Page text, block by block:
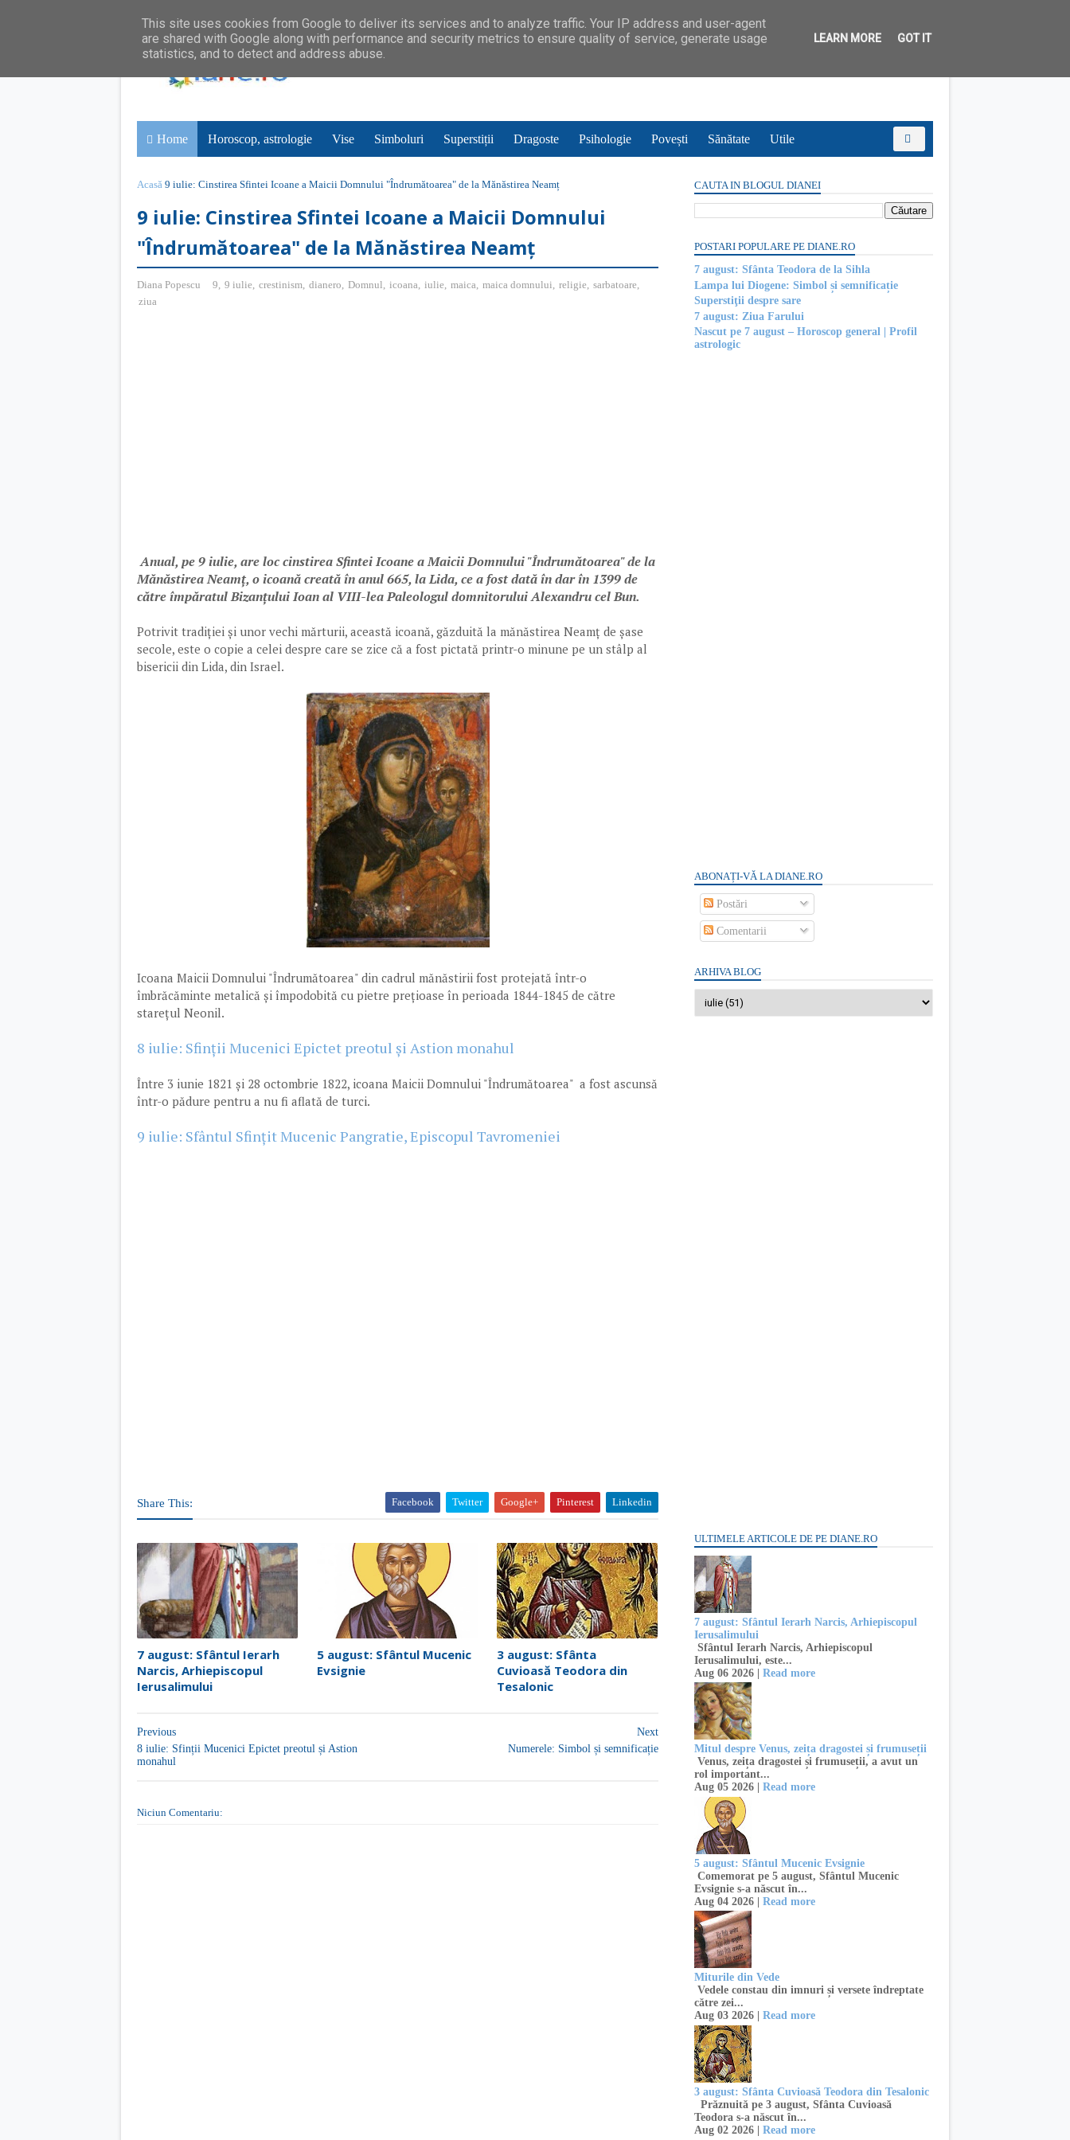
Home Horoscop, astrologie Vise Simboluri Superstiții Dragoste Psihologie Povești Sănătate Utile
Acasă 9 iulie: Cinstirea Sfintei Icoane a Maicii Domnului "Îndrumătoarea" de la Mănăstirea Neamț
9 iulie: Cinstirea Sfintei Icoane a Maicii Domnului
"Îndrumătoarea" de la Mănăstirea Neamț
Diana Popescu 9, 9 iulie, crestinism, dianero, Domnul, icoana, iulie, maica, maica domnului, religie, sarbatoare,
ziua
Anual, pe 9 iulie, are loc cinstirea Sfintei Icoane a Maicii Domnului "Îndrumătoarea" de la
Mănăstirea Neamț, o icoană creată în anul 665, la Lida, ce a fost dată în dar în 1399 de
către împăratul Bizanțului Ioan al VIII-lea Paleologul domnitorului Alexandru cel Bun.
Potrivit tradiției și unor vechi mărturii, această icoană, găzduită la mănăstirea Neamț de șase
secole, este o copie a celei despre care se zice că a fost pictată printr-o minune pe un stâlp al
bisericii din Lida, din Israel.
Icoana Maicii Domnului "Îndrumătoarea" din cadrul mănăstirii fost protejată într-o
îmbrăcăminte metalică și împodobită cu pietre prețioase în perioada 1844-1845 de către
starețul Neonil.
8 iulie: Sfinții Mucenici Epictet preotul și Astion monahul
Între 3 iunie 1821 și 28 octombrie 1822, icoana Maicii Domnului "Îndrumătoarea" a fost ascunsă
într-o pădure pentru a nu fi aflată de turci.
9 iulie: Sfântul Sfințit Mucenic Pangratie, Episcopul Tavromeniei
Share This: Facebook Twitter Google+ Pinterest Linkedin
7 august: Sfântul Ierarh
Narcis, Arhiepiscopul
Ierusalimului
5 august: Sfântul Mucenic
Evsignie
3 august: Sfânta
Cuvioasă Teodora din
Tesalonic
Next
Numerele: Simbol și semnificație
Previous
8 iulie: Sfinții Mucenici Epictet preotul și Astion
monahul
Niciun Comentariu:
CAUTA IN BLOGUL DIANEI
POSTARI POPULARE PE DIANE.RO
7 august: Sfânta Teodora de la Sihla
Lampa lui Diogene: Simbol și semnificație
Superstiţii despre sare
7 august: Ziua Farului
Nascut pe 7 august – Horoscop general | Profil
astrologic
ABONAȚI-VĂ LA DIANE.RO
Postări
Comentarii
ARHIVA BLOG
ULTIMELE ARTICOLE DE PE DIANE.RO
7 august: Sfântul Ierarh Narcis, Arhiepiscopul
Ierusalimului
Sfântul Ierarh Narcis, Arhiepiscopul
Ierusalimului, este...
Aug 06 2026 | Read more
Mitul despre Venus, zeița dragostei și frumuseții
Venus, zeița dragostei și frumuseții, a avut un
rol important...
Aug 05 2026 | Read more
5 august: Sfântul Mucenic Evsignie
Comemorat pe 5 august, Sfântul Mucenic
Evsignie s-a născut în...
Aug 04 2026 | Read more
Miturile din Vede
Vedele constau din imnuri și versete îndreptate
către zei...
Aug 03 2026 | Read more
3 august: Sfânta Cuvioasă Teodora din Tesalonic
Prăznuită pe 3 august, Sfânta Cuvioasă
Teodora s-a născut în...
Aug 02 2026 | Read more
This site uses cookies from Google to deliver its services and to analyze traffic. Your IP address and user-agent
are shared with Google along with performance and security metrics to ensure quality of service, generate usage
statistics, and to detect and address abuse.
LEARN MORE GOT IT